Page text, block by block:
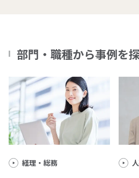
部門・職種から事例を
経理・総務